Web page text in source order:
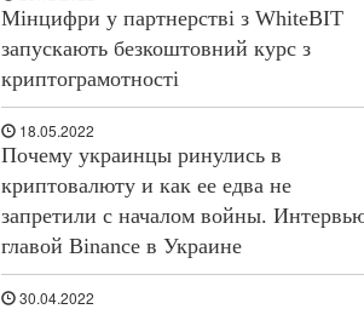
Мінцифри у партнерстві з WhiteBIT
запускають безкоштовний курс з
криптограмотності
18.05.2022
Почему украинцы ринулись в
криптовалюту и как ее едва не
запретили с началом войны.
главой Binance в Украине
30.04.2022